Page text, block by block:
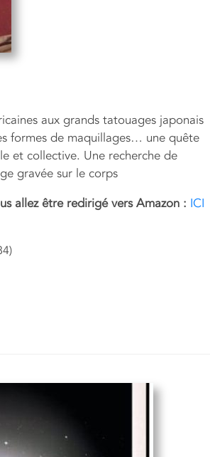
aux grands tatouages japonais
formes de maquillages… une quête
et collective. Une recherche de
gravée sur le corps
allez être redirigé vers Amazon : ICI